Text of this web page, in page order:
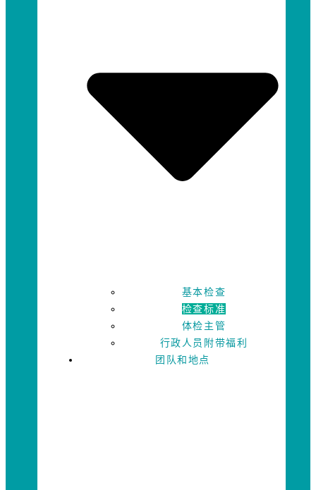
基本检查
检查标准
体检主管
行政人员附带福利
团队和地点